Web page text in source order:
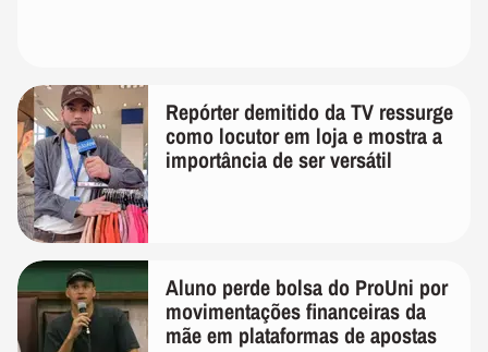
Repórter demitido da TV ressurge
como locutor em loja e mostra a
importância de ser versátil
Aluno perde bolsa do ProUni por
movimentações financeiras da
mãe em plataformas de apostas